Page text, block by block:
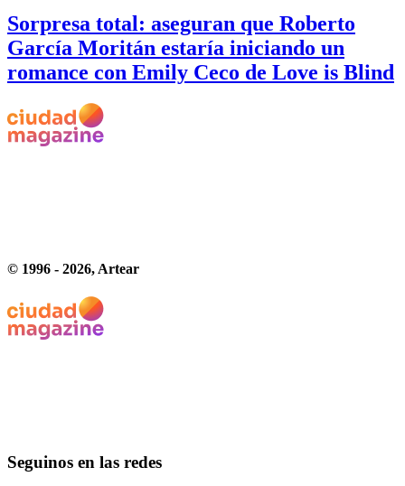
Sorpresa total: aseguran que Roberto
García Moritán estaría iniciando un
romance con Emily Ceco de Love is Blind
© 1996 - 2026, Artear
Seguinos en las redes